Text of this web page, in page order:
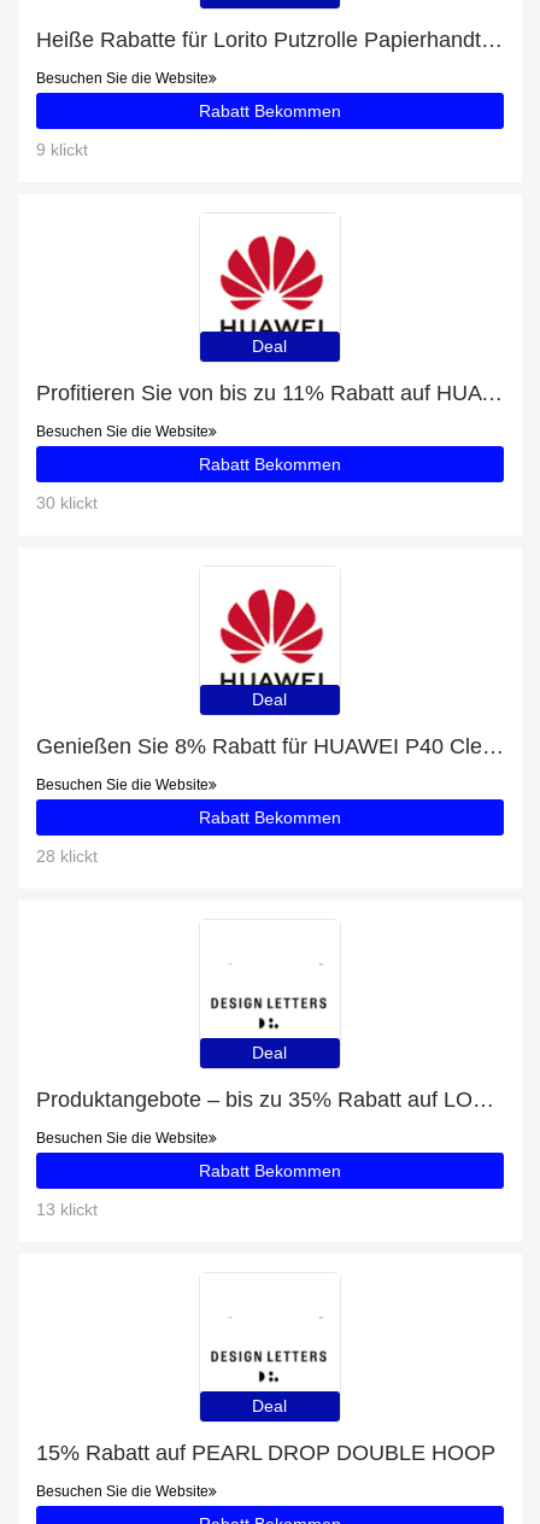
Heiße Rabatte für Lorito Putzrolle Papierhandtuchrolle für Industrie 3-lagig
Besuchen Sie die Website
Rabatt Bekommen
9 klickt
Deal
Profitieren Sie von bis zu 11% Rabatt auf HUAWEI Mate 40 Pro Silicone Case
Besuchen Sie die Website
Rabatt Bekommen
30 klickt
Deal
Genießen Sie 8% Rabatt für HUAWEI P40 Clear Case
Besuchen Sie die Website
Rabatt Bekommen
28 klickt
Deal
Produktangebote – bis zu 35% Rabatt auf LOOP ENAMEL STUD (1 PCS)
Besuchen Sie die Website
Rabatt Bekommen
13 klickt
Deal
15% Rabatt auf PEARL DROP DOUBLE HOOP
Besuchen Sie die Website